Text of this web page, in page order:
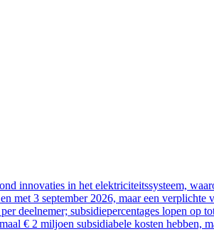
innovaties in het elektriciteitssysteem,
met 3 september 2026, maar een
deelnemer; subsidiepercentages lopen op
€ 2 miljoen subsidiabele kosten hebben,